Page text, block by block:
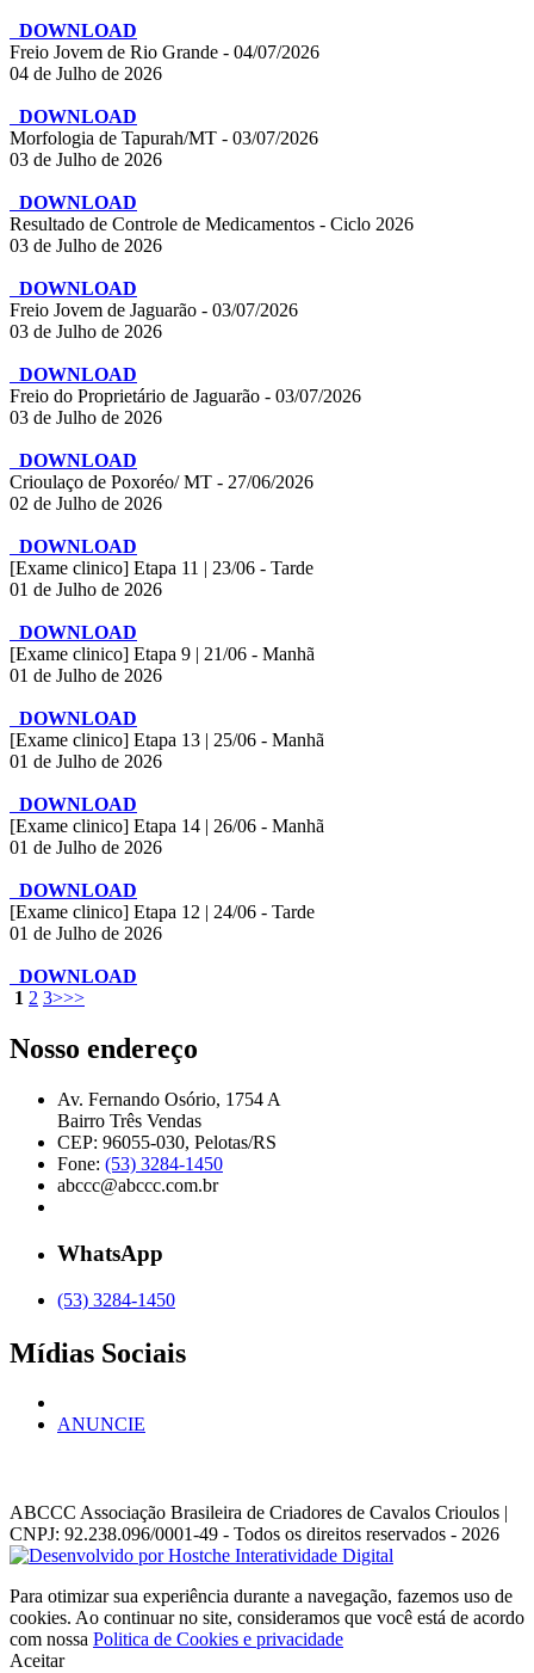
DOWNLOAD
Freio Jovem de Rio Grande - 04/07/2026
04 de Julho de 2026
DOWNLOAD
Morfologia de Tapurah/MT - 03/07/2026
03 de Julho de 2026
DOWNLOAD
Resultado de Controle de Medicamentos - Ciclo 2026
03 de Julho de 2026
DOWNLOAD
Freio Jovem de Jaguarão - 03/07/2026
03 de Julho de 2026
DOWNLOAD
Freio do Proprietário de Jaguarão - 03/07/2026
03 de Julho de 2026
DOWNLOAD
Crioulaço de Poxoréo/ MT - 27/06/2026
02 de Julho de 2026
DOWNLOAD
[Exame clinico] Etapa 11 | 23/06 - Tarde
01 de Julho de 2026
DOWNLOAD
[Exame clinico] Etapa 9 | 21/06 - Manhã
01 de Julho de 2026
DOWNLOAD
[Exame clinico] Etapa 13 | 25/06 - Manhã
01 de Julho de 2026
DOWNLOAD
[Exame clinico] Etapa 14 | 26/06 - Manhã
01 de Julho de 2026
DOWNLOAD
[Exame clinico] Etapa 12 | 24/06 - Tarde
01 de Julho de 2026
DOWNLOAD
1 2 3>>>
Nosso endereço
Av. Fernando Osório, 1754 A
Bairro Três Vendas
CEP: 96055-030, Pelotas/RS
Fone: (53) 3284-1450
abccc@abccc.com.br
WhatsApp
(53) 3284-1450
Mídias Sociais
ANUNCIE
ABCCC Associação Brasileira de Criadores de Cavalos Crioulos |
CNPJ: 92.238.096/0001-49 - Todos os direitos reservados - 2026
Para otimizar sua experiência durante a navegação, fazemos uso de
cookies. Ao continuar no site, consideramos que você está de acordo
com nossa Politica de Cookies e privacidade
Aceitar